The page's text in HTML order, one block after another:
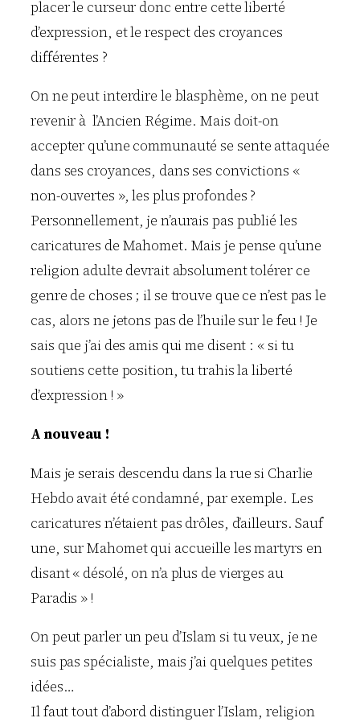
placer le curseur donc entre cette liberté
d’expression, et le respect des croyances
différentes ?
On ne peut interdire le blasphème, on ne peut
revenir à l’Ancien Régime. Mais doit-on
accepter qu’une communauté se sente attaquée
dans ses croyances, dans ses convictions «
non-ouvertes », les plus profondes ?
Personnellement, je n’aurais pas publié les
caricatures de Mahomet. Mais je pense qu’une
religion adulte devrait absolument tolérer ce
genre de choses ; il se trouve que ce n’est pas le
cas, alors ne jetons pas de l’huile sur le feu ! Je
sais que j’ai des amis qui me disent : « si tu
soutiens cette position, tu trahis la liberté
d’expression ! »
A nouveau !
Mais je serais descendu dans la rue si Charlie
Hebdo avait été condamné, par exemple. Les
caricatures n’étaient pas drôles, d’ailleurs. Sauf
une, sur Mahomet qui accueille les martyrs en
disant « désolé, on n’a plus de vierges au
Paradis » !
On peut parler un peu d’Islam si tu veux, je ne
suis pas spécialiste, mais j’ai quelques petites
idées…
Il faut tout d’abord distinguer l’Islam, religion